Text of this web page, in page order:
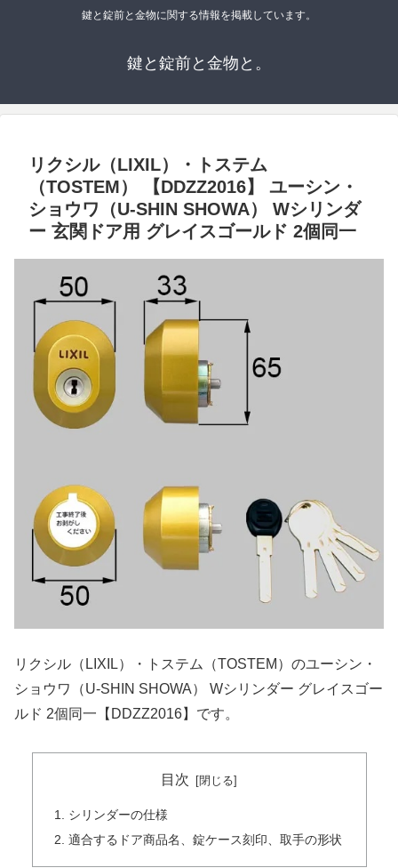
鍵と錠前と金物に関する情報を掲載しています。
鍵と錠前と金物と。
リクシル（LIXIL）・トステム
（TOSTEM） 【DDZZ2016】 ユーシン・
ショウワ（U-SHIN SHOWA） Wシリンダ
ー 玄関ドア用 グレイスゴールド 2個同一
リクシル（LIXIL）・トステム（TOSTEM）のユーシン・
ショウワ（U-SHIN SHOWA） Wシリンダー グレイスゴー
ルド 2個同一【DDZZ2016】です。
目次
シリンダーの仕様
適合するドア商品名、錠ケース刻印、取手の形状